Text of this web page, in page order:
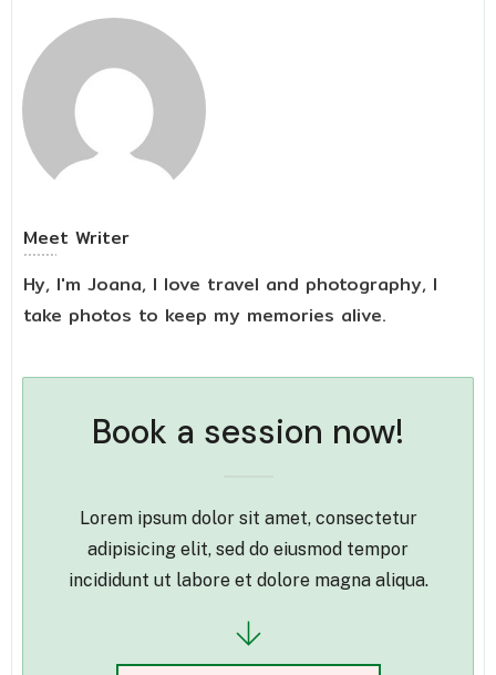
Meet Writer
Hy, I'm Joana, I love travel and photography, I
take photos to keep my memories alive.
Book a session now!
Lorem ipsum dolor sit amet, consectetur
adipisicing elit, sed do eiusmod tempor
incididunt ut labore et dolore magna aliqua.